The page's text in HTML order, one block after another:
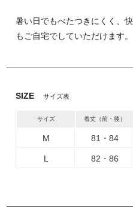
暑い日でもべたつきにくく、
もご自宅でしていただけます。
SIZE サイズ表
サイズ 着丈（前・後）
M 81・84
L 82・86